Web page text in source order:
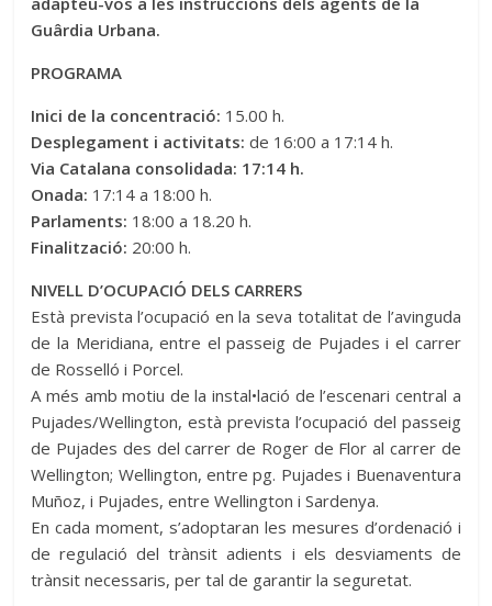
Guârdia Urbana.
PROGRAMA
Inici de la concentració: 15.00 h.
Desplegament i activitats:de 16:00 a 17:14 h.
Via Catalana consolidada: 17:14 h.
Onada: 17:14 a 18:00 h.
Parlaments: 18:00 a 18.20 h.
Finalització: 20:00 h.
NIVELL D’OCUPACIÓ DELS CARRERS
Està prevista l’ocupació en la seva totalitat de l’avinguda
de la Meridiana, entre el passeig de Pujades i el carrer
de Rosselló i Porcel.
A més amb motiu de la instal•lació de l’escenari central a
Pujades/Wellington, està prevista l’ocupació del passeig
de Pujades des del carrer de Roger de Flor al carrer de
Wellington; Wellington, entre pg. Pujades i Buenaventura
Muñoz, i Pujades, entre Wellington i Sardenya.
En cada moment, s’adoptaran les mesures d’ordenació i
de regulació del trànsit adients i els desviaments de
trànsit necessaris, per tal de garantir la seguretat.